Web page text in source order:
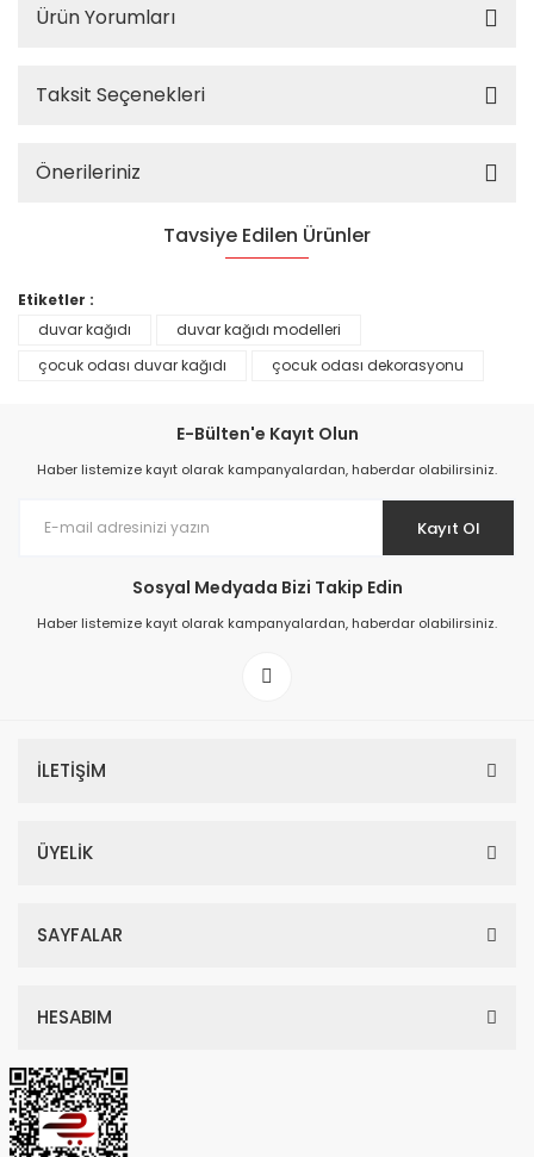
Ürün Yorumları
Taksit Seçenekleri
Önerileriniz
Tavsiye Edilen Ürünler
Etiketler :
duvar kağıdı
duvar kağıdı modelleri
çocuk odası duvar kağıdı
çocuk odası dekorasyonu
E-Bülten'e Kayıt Olun
Haber listemize kayıt olarak kampanyalardan, haberdar olabilirsiniz.
Kayıt Ol
Sosyal Medyada Bizi Takip Edin
Haber listemize kayıt olarak kampanyalardan, haberdar olabilirsiniz.
İLETİŞİM
ÜYELİK
SAYFALAR
HESABIM